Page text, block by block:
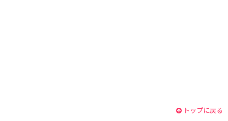
トップに戻る